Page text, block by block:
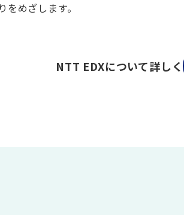
めざします。
NTT EDXについて詳しく